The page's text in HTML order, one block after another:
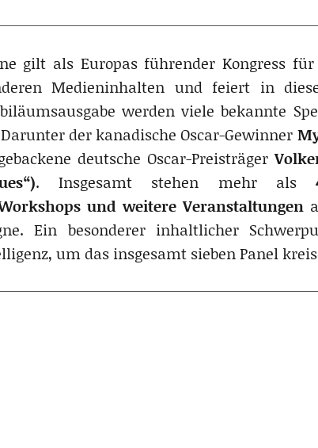
gilt als Europas führender Kongress
Medieninhalten und feiert in
werden viele bekannte
der kanadische Oscar-Gewinner
deutsche Oscar-Preisträger
. Insgesamt stehen mehr als
und weitere Veranstaltungen
Ein besonderer inhaltlicher
um das insgesamt sieben Panel